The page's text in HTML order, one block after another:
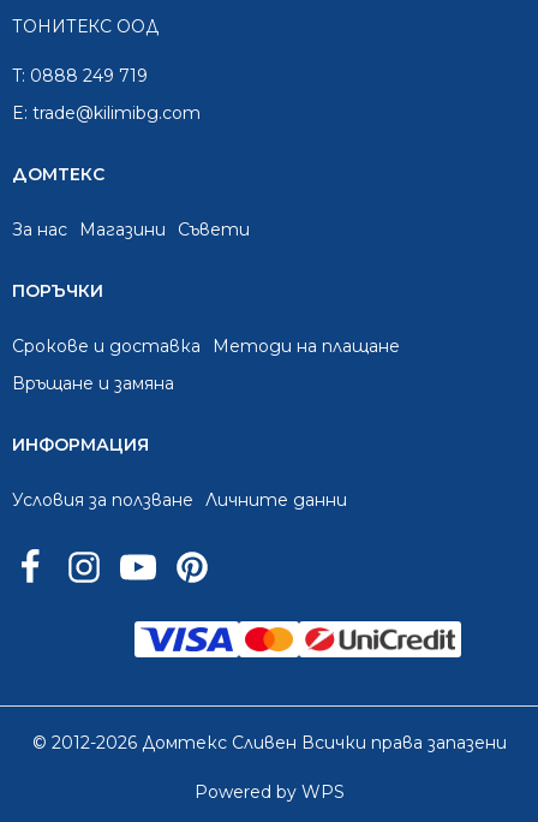
ТОНИТЕКС ООД
T: 0888 249 719
E: trade@kilimibg.com
ДОМТЕКС
За нас Mагазини Съвети
ПОРЪЧКИ
Срокове и доставка
Методи на плащане
Връщане и замяна
ИНФОРМАЦИЯ
Условия за ползване Личните данни
© 2012-2026 Домтекс Сливен Всички права запазени
Powered by WPS